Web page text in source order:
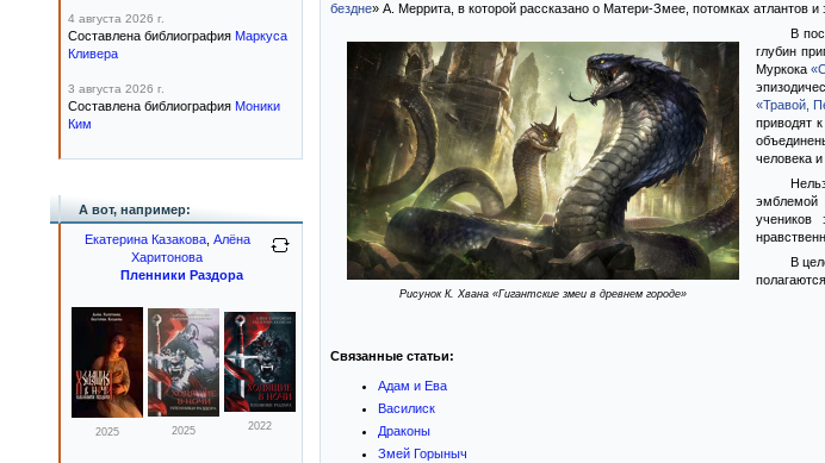
бездне» А. Меррита, в которой рассказано о Матери-Змее, потомках атлантов и
Рисунок К. Хвана «Гигантские змеи в древнем городе»
В
глубин
Муркока
«Травой,
приводят
человека и
эмблемой
учеников
В
Связанные статьи:
Адам и Ева
Василиск
Драконы
Змей Горыныч
4 августа 2026 г.
Составлена библиография Маркуса
Кливера
3 августа 2026 г.
Составлена библиография Моники
Ким
А вот, например:
Екатерина Казакова, Алёна
Харитонова
Пленники Раздора
2025 2025 2022